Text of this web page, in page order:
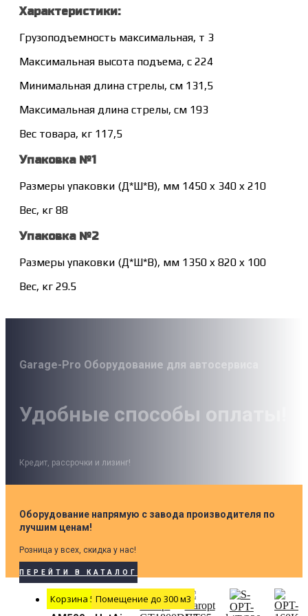
Характеристики:
Грузоподъемность максимальная, т 3
Максимальная высота подъема, с 224
Минимальная длина стрелы, см 131,5
Максимальная длина стрелы, см 193
Вес товара, кг 117,5
Упаковка №1
Размеры упаковки (Д*Ш*В), мм 1450 x 340 x 210
Вес, кг 88
Упаковка №2
Размеры упаковки (Д*Ш*В), мм 1350 x 820 x 100
Вес, кг 29.5
Garage-Pro Оборудование для автосервиса
Удобные способы оплаты!
Кредит, рассрочки и лизинг!
Оборудование напрямую с завода производителя по
лучшим ценам!
Розница у всех, скидка у нас!
ПЕРЕЙТИ В КАТАЛОГ
Корзина 500 ммПомещение до 300 м3